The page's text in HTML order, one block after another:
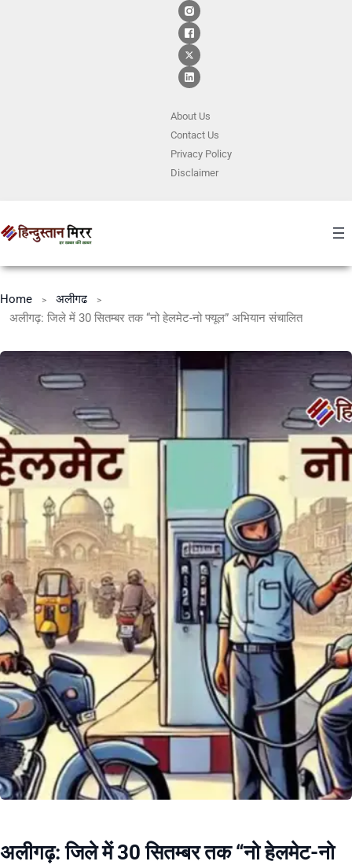
About Us
ContactUs
Privacy Policy
Disclaimer
Home
अलीगढ
अलीगढ़: जिले में 30 सितम्बर तक “नो हेलमेट-नो फ्यूल” अभियान संचालित
अलीगढ़: जिले में 30 सितम्बर तक “नो हेलमेट-नो